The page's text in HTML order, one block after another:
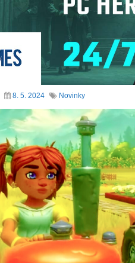
8. 5. 2024 Novinky